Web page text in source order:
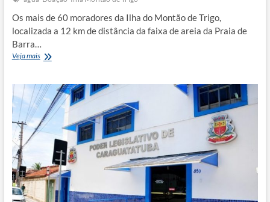
Os mais de 60 moradores da Ilha do Montão de Trigo,
localizada a 12 km de distância da faixa de areia da Praia de
Barra…
Veja maisComunidade
do
Montão
de
Trigo
recebe
potável